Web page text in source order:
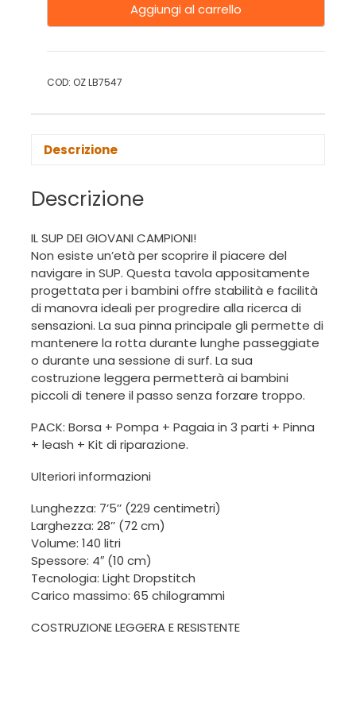
Aggiungi al carrello
COD: OZ LB7547
Descrizione
Descrizione
IL SUP DEI GIOVANI CAMPIONI!
Non esiste un’età per scoprire il piacere del
navigare in SUP. Questa tavola appositamente
progettata per i bambini offre stabilità e facilità
di manovra ideali per progredire alla ricerca di
sensazioni. La sua pinna principale gli permette di
mantenere la rotta durante lunghe passeggiate
o durante una sessione di surf. La sua
costruzione leggera permetterà ai bambini
piccoli di tenere il passo senza forzare troppo.
PACK: Borsa + Pompa + Pagaia in 3 parti + Pinna
+ leash + Kit di riparazione.
Ulteriori informazioni
Lunghezza: 7’5’’ (229 centimetri)
Larghezza: 28’’ (72 cm)
Volume: 140 litri
Spessore: 4″ (10 cm)
Tecnologia: Light Dropstitch
Carico massimo: 65 chilogrammi
COSTRUZIONE LEGGERA E RESISTENTE